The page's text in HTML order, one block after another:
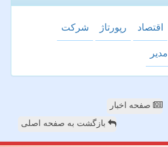
اقتصاد رپورتاژ شركت
مدیر
صفحه اخبار
بازگشت به صفحه اصلی